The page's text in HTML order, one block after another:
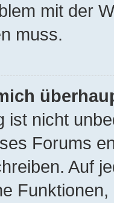
mit der
muss.
ist nicht
Forums
Auf